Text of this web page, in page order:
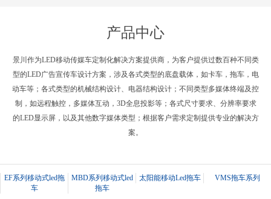
产品中心
景川作为LED移动传媒车定制化解决方案提供商，为客户提供过数百种不同类
型的LED广告宣传车设计方案，涉及各式类型的底盘载体，如卡车，拖车，电
动车等；各式类型的机械结构设计、电器结构设计；不同类型多媒体终端及控
制，如远程触控，多媒体互动，3D全息投影等；各式尺寸要求、分辨率要求
的LED显示屏，以及其他数字媒体类型；根据客户需求定制提供专业的解决方
案。
EF系列移动式led拖
车
MBD系列移动式led
拖车
太阳能移动Led拖车 VMS拖车系列